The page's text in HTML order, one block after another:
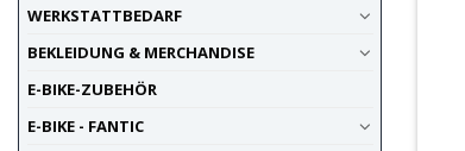
WERKSTATTBEDARF
BEKLEIDUNG & MERCHANDISE
E-BIKE-ZUBEHÖR
E-BIKE - FANTIC